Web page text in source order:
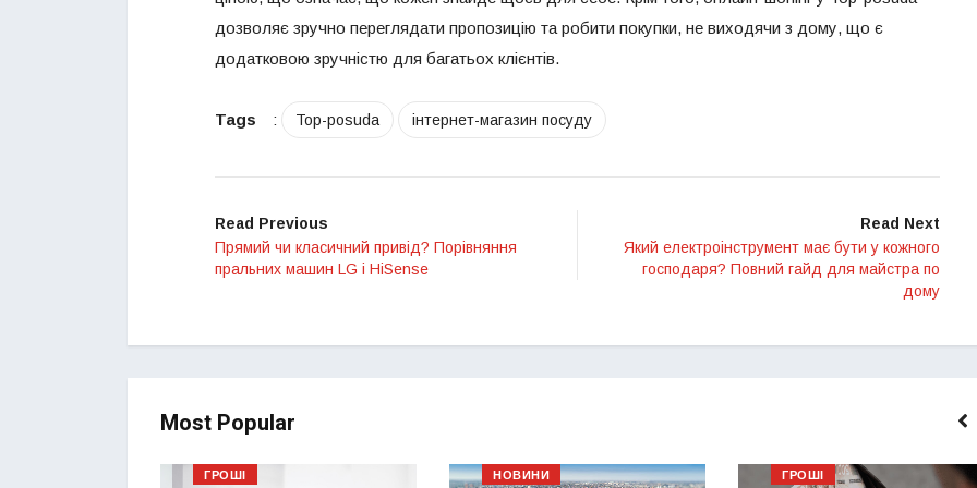
дозволяє зручно переглядати пропозицію та робити покупки, не виходячи з дому, що є
додатковою зручністю для багатьох клієнтів.
Tags : Top-posuda інтернет-магазин посуду
Read Previous
Прямий чи класичний привід? Порівняння
пральних машин LG і HiSense
Read Next
Який електроінструмент має бути у кожного
господаря? Повний гайд для майстра по
дому
Most Popular
ГРОШІ НОВИНИ ГРОШІ